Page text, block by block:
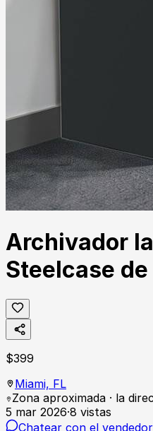
Archivador
Steelcase
$399
Miami, FL
Zona aproximada · la
5 mar 2026·8 vistas
Chatear con el vendedor